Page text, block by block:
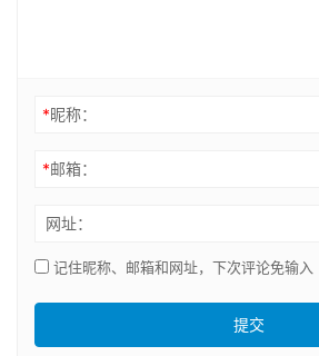
*昵称：
*邮箱：
网址：
记住昵称、邮箱和网址，下次评论免输入
提交